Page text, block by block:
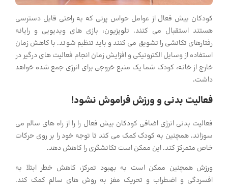
کودکان بیش فعال از عوامل حواس پرتی که به راحتی قابل دسترسی
هستند استقبال می کنند. تلویزیون، بازی های ویدیویی و رایانه
رفتارهای تکانشی را تشویق می کنند و باید تنظیم شوند. با کاهش زمان
استفاده از وسایل الکترونیکی و افزایش زمان انجام فعالیت های درگیر در
خارج از خانه، کودک شما یک منبع خروجی برای انرژی جمع شده خواهد
داشت.
فعالیت بدنی و ورزش فراموش نشود!
فعالیت بدنی انرژی اضافی کودکان بیش فعال را را از راه های سالم می
سوزاند. همچنین به کودک کمک می کند تا توجه خود را بر روی حرکات
خاص متمرکز کند. این ممکن است تکانشگری را کاهش دهد.
ورزش همچنین ممکن است به بهبود تمرکز، کاهش خطر ابتلا به
افسردگی و اضطراب و تحریک مغز به روش های سالم کمک کند.